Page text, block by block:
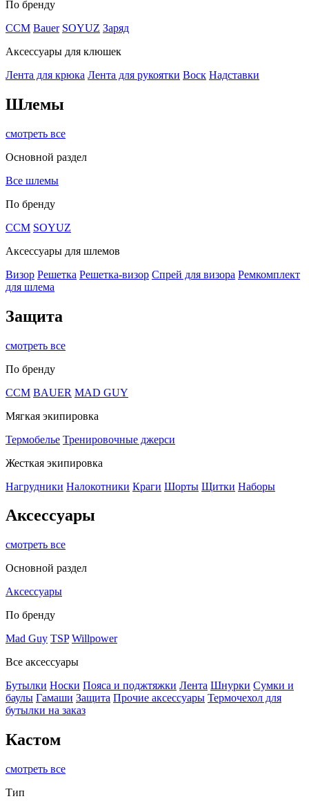
По бренду
CCM Bauer SOYUZ Заряд
Аксессуары для клюшек
Лента для крюка Лента для рукоятки Воск Надставки
Шлемы
смотреть все
Основной раздел
Все шлемы
По бренду
CCM SOYUZ
Аксессуары для шлемов
Визор Решетка Решетка-визор Спрей для визора Ремкомплект
для шлема
Защита
смотреть все
По бренду
CCM BAUER MAD GUY
Мягкая экипировка
Термобелье Тренировочные джерси
Жесткая экипировка
Нагрудники Налокотники Краги Шорты Щитки Наборы
Аксессуары
смотреть все
Основной раздел
Аксессуары
По бренду
Mad Guy TSP Willpower
Все аксессуары
Бутылки Носки Пояса и поджтяжки Лента Шнурки Сумки и
баулы Гамаши Защита Прочие аксессуары Термочехол для
бутылки на заказ
Кастом
смотреть все
Тип